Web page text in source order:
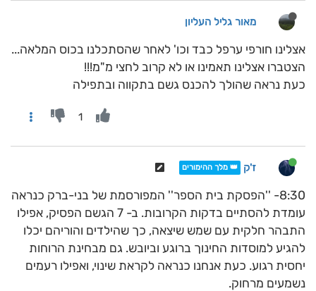
מאור גליל העליון
אצלינו חורפי ערפל כבד וכו' לאחר שהסתכלנו בכוס המלאה...
הצטברו אצלינו תאמינו או לא קרוב לחצי מ"מ!!!
כעת נראה שהולך להכנס גשם בתקווה ובתפילה
1
ז'ק 👑 מלך ההימורים
8:30- ''הפסקת בית הספר'' המפורסמת של בני-ברק כנראה
עומדת להסתיים בדקות הקרובות. ב- 7 הגשם הפסיק, אפילו
התבהר חלקית עם שמש שיצאה, כך שהילדים והוריהם יכלו
להגיע למוסדות החינוך ברוגע וביובש. גם מבחינת הרוחות
יחסית רגוע. כעת אנחנו כנראה לקראת שינוי, ואפילו רעמים
נשמעים מרחוק.